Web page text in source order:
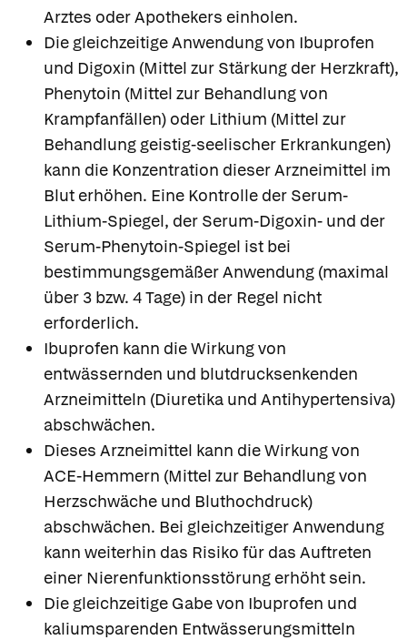
Arztes oder Apothekers einholen.
Die gleichzeitige Anwendung von Ibuprofen
und Digoxin (Mittel zur Stärkung der Herzkraft),
Phenytoin (Mittel zur Behandlung von
Krampfanfällen) oder Lithium (Mittel zur
Behandlung geistig-seelischer Erkrankungen)
kann die Konzentration dieser Arzneimittel im
Blut erhöhen. Eine Kontrolle der Serum-
Lithium-Spiegel, der Serum-Digoxin- und der
Serum-Phenytoin-Spiegel ist bei
bestimmungsgemäßer Anwendung (maximal
über 3 bzw. 4 Tage) in der Regel nicht
erforderlich.
Ibuprofen kann die Wirkung von
entwässernden und blutdrucksenkenden
Arzneimitteln (Diuretika und Antihypertensiva)
abschwächen.
Dieses Arzneimittel kann die Wirkung von
ACE-Hemmern (Mittel zur Behandlung von
Herzschwäche und Bluthochdruck)
abschwächen. Bei gleichzeitiger Anwendung
kann weiterhin das Risiko für das Auftreten
einer Nierenfunktionsstörung erhöht sein.
Die gleichzeitige Gabe von Ibuprofen und
kaliumsparenden Entwässerungsmitteln